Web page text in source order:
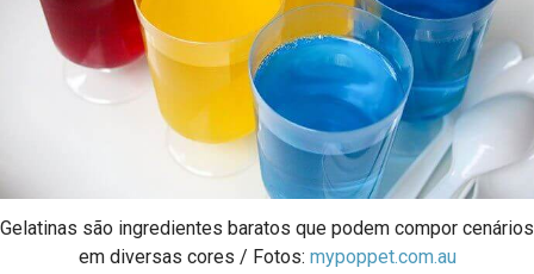
Gelatinas são ingredientes baratos que podem compor cenários
em diversas cores / Fotos: mypoppet.com.au